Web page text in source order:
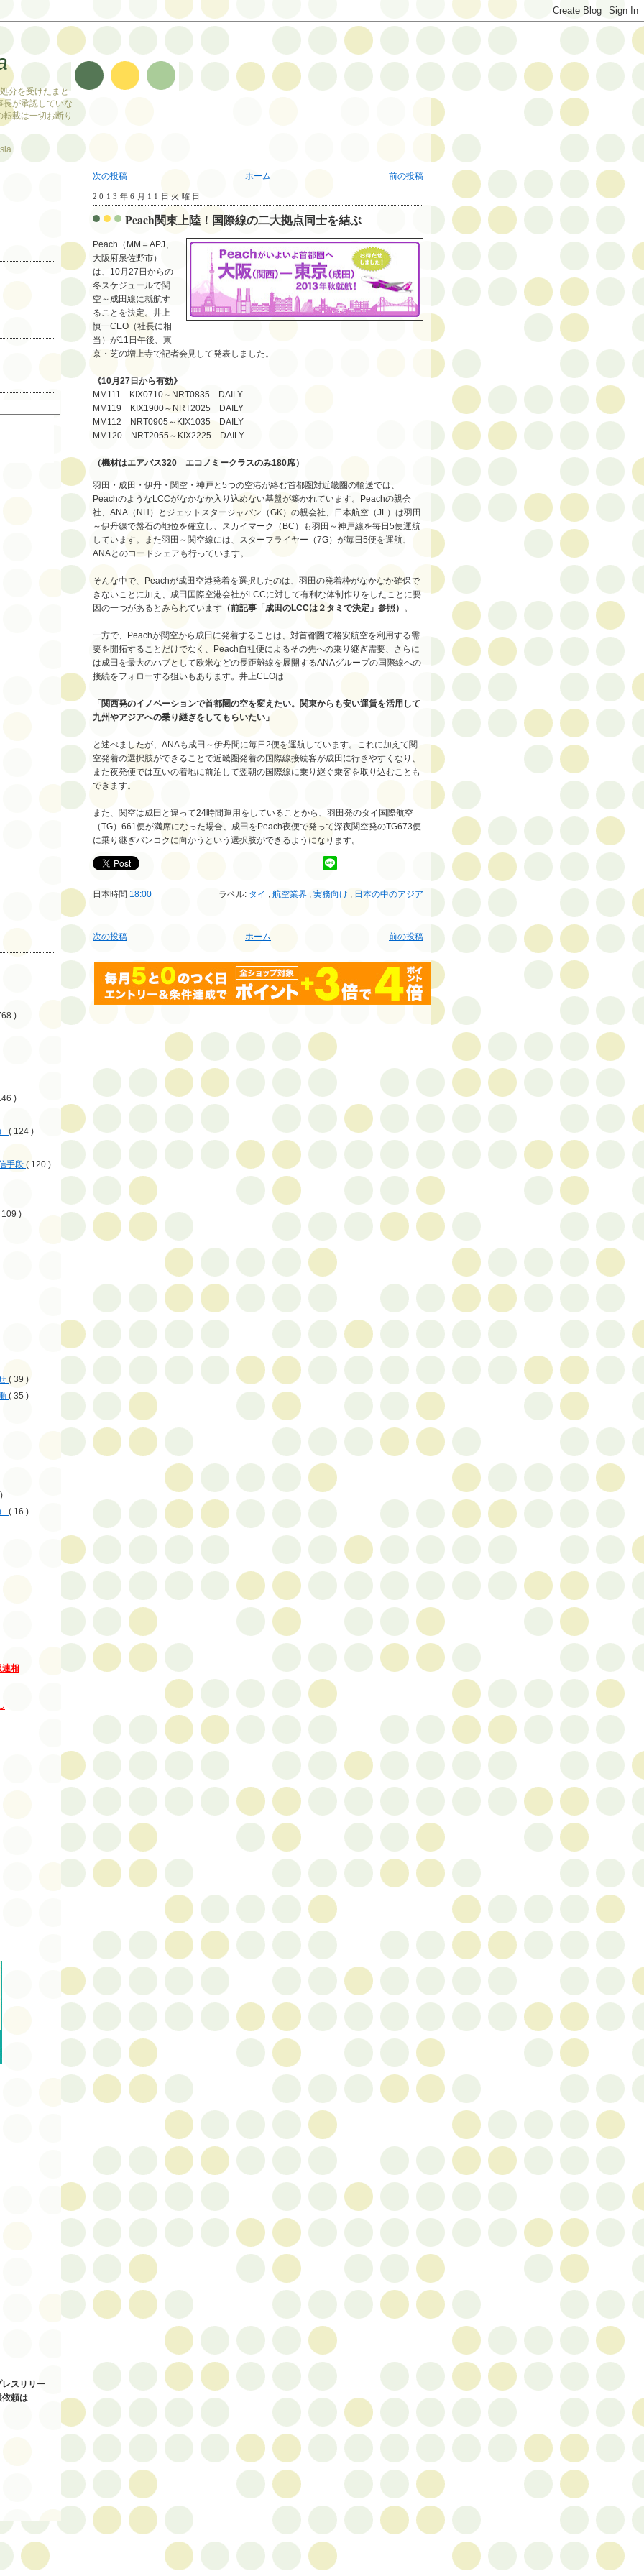
次の投稿 前の投稿
ホーム
2013年6月11日火曜日
Peach関東上陸！国際線の二大拠点同士を結ぶ
Peach（MM＝APJ、
大阪府泉佐野市）
は、10月27日からの
冬スケジュールで関
空～成田線に就航す
ることを決定。井上
慎一CEO（社長に相
当）が11日午後、東
京・芝の増上寺で記者会見して発表しました。
《10月27日から有効》
MM111 KIX0710～NRT0835 DAILY
MM119 KIX1900～NRT2025 DAILY
MM112 NRT0905～KIX1035 DAILY
MM120 NRT2055～KIX2225 DAILY
（機材はエアバス320 エコノミークラスのみ180席）
羽田・成田・伊丹・関空・神戸と5つの空港が絡む首都圏対近畿圏の輸送では、
PeachのようなLCCがなかなか入り込めない基盤が築かれています。Peachの親会
社、ANA（NH）とジェットスタージャパン（GK）の親会社、日本航空（JL）は羽田
～伊丹線で盤石の地位を確立し、スカイマーク（BC）も羽田～神戸線を毎日5便運航
しています。また羽田～関空線には、スターフライヤー（7G）が毎日5便を運航、
ANAとのコードシェアも行っています。
そんな中で、Peachが成田空港発着を選択したのは、羽田の発着枠がなかなか確保で
きないことに加え、成田国際空港会社がLCCに対して有利な体制作りをしたことに要
因の一つがあるとみられています （前記事「成田のLCCは２タミで決定」参照） 。
一方で、Peachが関空から成田に発着することは、対首都圏で格安航空を利用する需
要を開拓することだけでなく、Peach自社便によるその先への乗り継ぎ需要、さらに
は成田を最大のハブとして欧米などの長距離線を展開するANAグループの国際線への
接続をフォローする狙いもあります。井上CEOは
「関西発のイノベーションで首都圏の空を変えたい。関東からも安い運賃を活用して
九州やアジアへの乗り継ぎをしてもらいたい」
と述べましたが、ANAも成田～伊丹間に毎日2便を運航しています。これに加えて関
空発着の選択肢ができることで近畿圏発着の国際線接続客が成田に行きやすくなり、
また夜発便では互いの着地に前泊して翌朝の国際線に乗り継ぐ乗客を取り込むことも
できます。
また、関空は成田と違って24時間運用をしていることから、羽田発のタイ国際航空
（TG）661便が満席になった場合、成田をPeach夜便で発って深夜関空発のTG673便
に乗り継ぎバンコクに向かうという選択肢ができるようになります。
日本時間 18:00 ラベル: タイ , 航空業界 , 実務向け , 日本の中のアジア
次の投稿 前の投稿
ホーム
分を受けたまと
長が承認していな
載は一切お断り
)
)
( 124 )
手段 ( 120 )
109 )
( 39 )
( 35 )
( 16 )
連相
スリリー
依頼は